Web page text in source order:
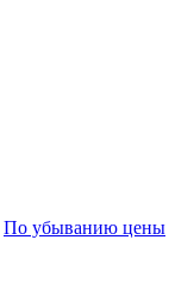
По убыванию цены